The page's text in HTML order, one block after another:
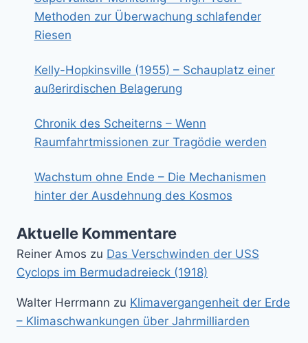
Methoden zur Überwachung schlafender
Riesen
Kelly-Hopkinsville (1955) – Schauplatz einer
außerirdischen Belagerung
Chronik des Scheiterns – Wenn
Raumfahrtmissionen zur Tragödie werden
Wachstum ohne Ende – Die Mechanismen
hinter der Ausdehnung des Kosmos
Aktuelle Kommentare
Reiner Amos zu Das Verschwinden der USS
Cyclops im Bermudadreieck (1918)
Walter Herrmann zu Klimavergangenheit der Erde
– Klimaschwankungen über Jahrmilliarden